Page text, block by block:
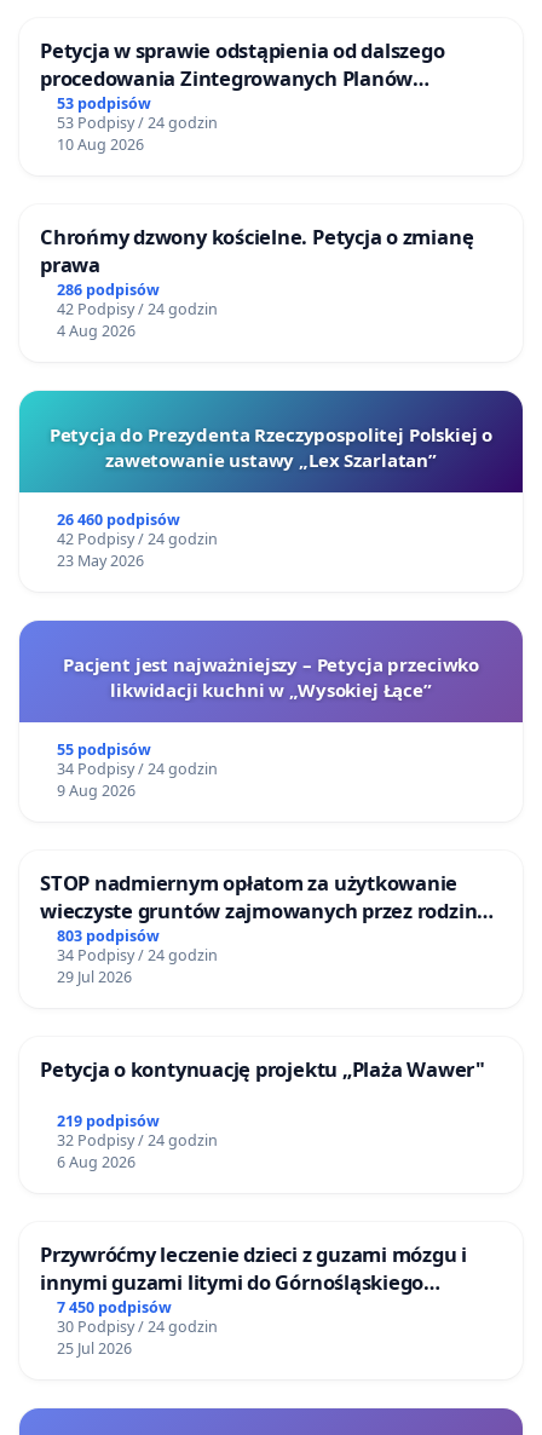
Petycja w sprawie odstąpienia od dalszego
procedowania Zintegrowanych Planów
Inwestycyjnych „Myślenice – Barnasiówka” oraz
„Myślenice – Bukówka”
53 podpisów
53 Podpisy / 24 godzin
10 Aug 2026
Chrońmy dzwony kościelne. Petycja o zmianę
prawa
286 podpisów
42 Podpisy / 24 godzin
4 Aug 2026
Petycja do Prezydenta Rzeczypospolitej Polskiej o
zawetowanie ustawy „Lex Szarlatan”
26 460 podpisów
42 Podpisy / 24 godzin
23 May 2026
Pacjent jest najważniejszy – Petycja przeciwko
likwidacji kuchni w „Wysokiej Łące”
55 podpisów
34 Podpisy / 24 godzin
9 Aug 2026
STOP nadmiernym opłatom za użytkowanie
wieczyste gruntów zajmowanych przez rodzinne
ogrody działkowe.
803 podpisów
34 Podpisy / 24 godzin
29 Jul 2026
Petycja o kontynuację projektu „Plaża Wawer"
219 podpisów
32 Podpisy / 24 godzin
6 Aug 2026
Przywróćmy leczenie dzieci z guzami mózgu i
innymi guzami litymi do Górnośląskiego
Centrum Zdrowia Dziecka w Katowicach
7 450 podpisów
30 Podpisy / 24 godzin
25 Jul 2026